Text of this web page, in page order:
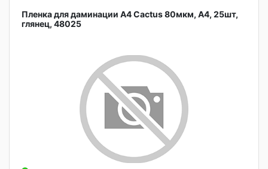
Пленка для даминации А4 Cactus 80мкм, А4, 25шт,
глянец, 48025